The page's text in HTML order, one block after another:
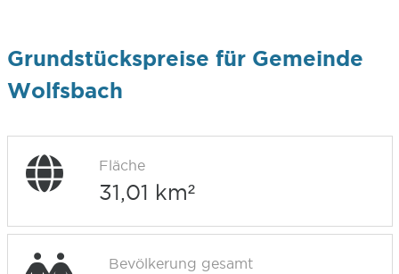
Grundstückspreise für Gemeinde
Wolfsbach
Fläche
31,01 km²
Bevölkerung gesamt